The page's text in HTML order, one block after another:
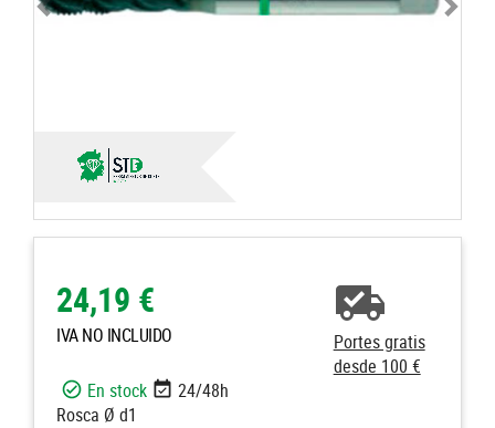
24,19 €
IVA NO INCLUIDO
Portes gratis
desde 100 €
En stock
24/48h
Rosca Ø d1